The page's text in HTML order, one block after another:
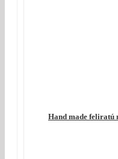
Hand made feliratú